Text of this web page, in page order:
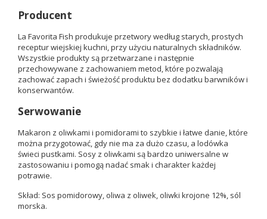
Producent
La Favorita Fish produkuje przetwory według starych, prostych
receptur wiejskiej kuchni, przy użyciu naturalnych składników.
Wszystkie produkty są przetwarzane i następnie
przechowywane z zachowaniem metod, które pozwalają
zachować zapach i świeżość produktu bez dodatku barwników i
konserwantów.
Serwowanie
Makaron z oliwkami i pomidorami to szybkie i łatwe danie, które
można przygotować, gdy nie ma za dużo czasu, a lodówka
świeci pustkami. Sosy z oliwkami są bardzo uniwersalne w
zastosowaniu i pomogą nadać smak i charakter każdej
potrawie.
Skład: Sos pomidorowy, oliwa z oliwek, oliwki krojone 12%, sól
morska.